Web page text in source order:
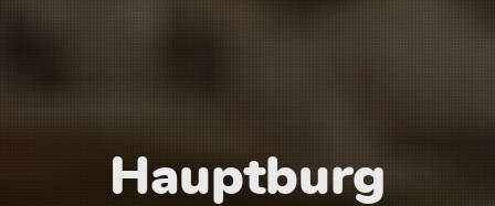
Hauptburg